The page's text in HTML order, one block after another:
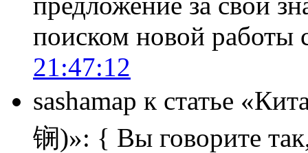
поиском новой
21:47:12
sashamap к статье
锎)»: { Вы говорите